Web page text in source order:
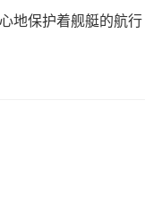
地保护着舰艇的航行